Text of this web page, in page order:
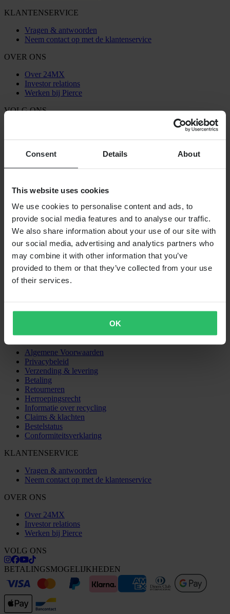
Consent Details About
This website uses cookies
We use cookies to personalise content and ads, to
provide social media features and to analyse our traffic.
We also share information about your use of our site with
our social media, advertising and analytics partners who
may combine it with other information that you’ve
provided to them or that they’ve collected from your use
of their services.
OK
KLANTENSERVICE
Vragen & antwoorden
Neem contact op met de klantenservice
OVER ONS
Over 24MX
Investor relations
Werken bij Pierce
VOLG ONS
24MX is een onderdeel van Pierce Group AB
Btw-registratienummer: OSS VAT NO SE556763159201
SHOPPEN
Algemene Voorwaarden
Privacybeleid
Verzending & levering
Betaling
Retourneren
Herroepingsrecht
Informatie over recycling
Claims & klachten
Bestelstatus
Conformiteitsverklaring
KLANTENSERVICE
Vragen & antwoorden
Neem contact op met de klantenservice
OVER ONS
Over 24MX
Investor relations
Werken bij Pierce
VOLG ONS
BETALINGSMOGELIJKHEDEN